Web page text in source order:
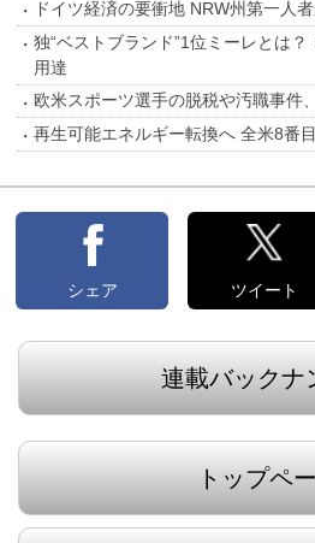
ドイツ経済の要衝地 NRW州第一人
独“ベストブランド”1位ミーレとは
用達
欧米スポーツ選手の脱税や汚職事件
再生可能エネルギー転換へ 全米8番
シェア ツイート
連載バックナ
トップペ